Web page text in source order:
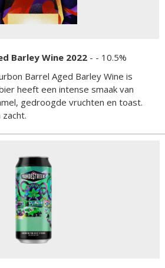
Barley Wine 2022 - - 10.5%
Barrel Aged Barley Wine is
heeft een intense smaak van
gedroogde vruchten en toast.